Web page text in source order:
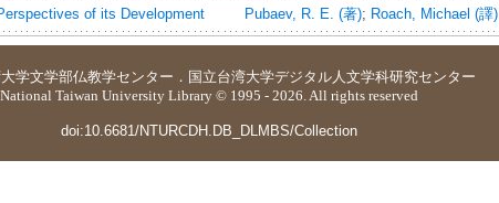
of its Development Pubaev, R. E. (著); Roach, Michael (譯)
学文学部仏教学センター ． 国立台湾大学デジタル人文学科研究センター
National Taiwan University Library © 1995 - 2026. All rights reserved
doi:10.6681/NTURCDH.DB_DLMBS/Collection